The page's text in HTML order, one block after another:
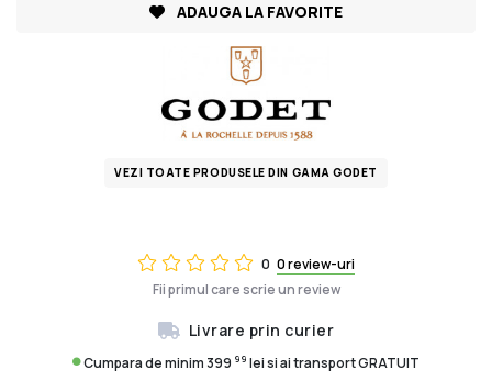
0 0 review-uri
Fii primul care scrie un review
Livrare prin curier
Cumpara de minim 399 99 lei si ai transport GRATUIT
ADAUGA LA FAVORITE
VEZI TOATE PRODUSELE DIN GAMA GODET